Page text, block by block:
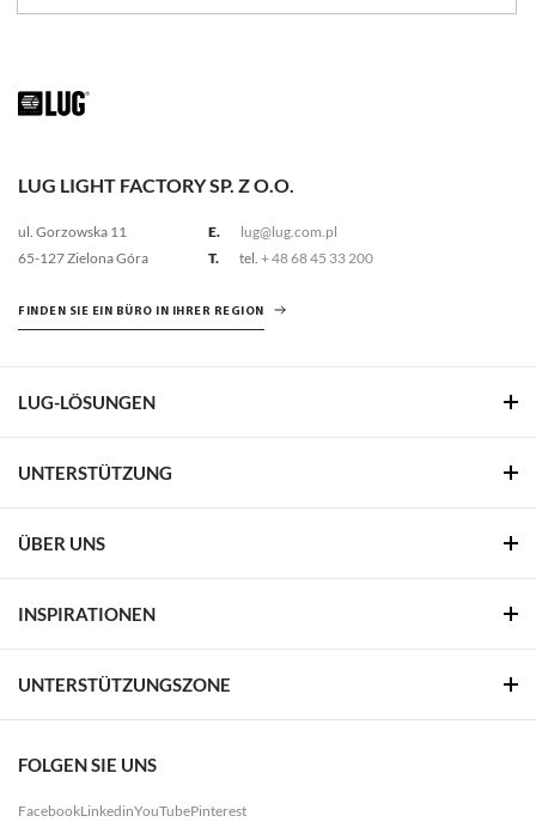
LUG LIGHT FACTORY SP. Z O.O.
ul. Gorzowska 11
65-127 Zielona Góra
E.
lug@lug.com.pl
T.
tel. + 48 68 45 33 200
FINDEN SIE EIN BÜRO IN IHRER REGION
LUG-LÖSUNGEN
UNTERSTÜTZUNG
ÜBER UNS
INSPIRATIONEN
UNTERSTÜTZUNGSZONE
FOLGEN SIE UNS
FacebookLinkedinYouTubePinterest